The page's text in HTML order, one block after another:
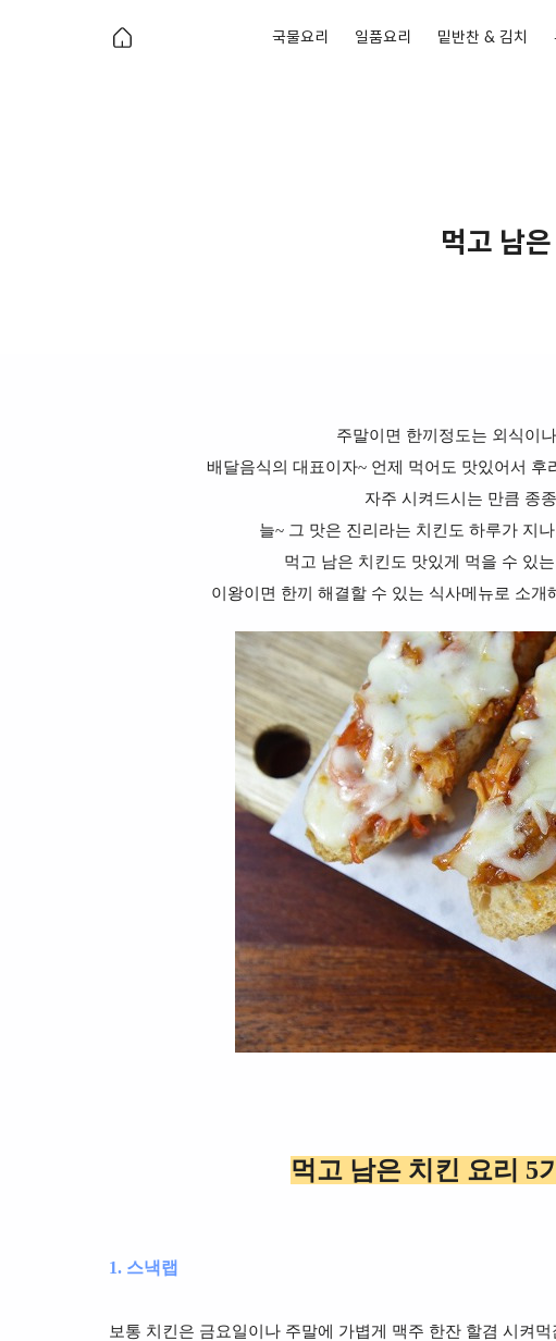
국물요리 일품요리 밑반찬 & 김치
먹고 남
주말이면 한끼정도는 외식이
배달음식의 대표이자~ 언제 먹어도 맛있어서
자주 시켜드시는 만큼 종
늘~ 그 맛은 진리라는 치킨도 하루가 지
먹고 남은 치킨도 맛있게 먹을 수 있
이왕이면 한끼 해결할 수 있는 식사메뉴로 소
먹고 남은 치킨 요리 5
1. 스낵랩
보통 치킨은 금요일이나 주말에 가볍게 맥주 한잔 할겸 시켜먹